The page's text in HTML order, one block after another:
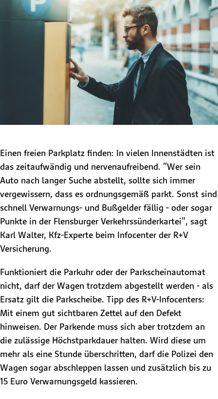
Einen freien Parkplatz finden: In vielen Innenstädten ist
das zeitaufwändig und nervenaufreibend. "Wer sein
Auto nach langer Suche abstellt, sollte sich immer
vergewissern, dass es ordnungsgemäß parkt. Sonst sind
schnell Verwarnungs- und Bußgelder fällig - oder sogar
Punkte in der Flensburger Verkehrssünderkartei", sagt
Karl Walter, Kfz-Experte beim Infocenter der R+V
Versicherung.
Funktioniert die Parkuhr oder der Parkscheinautomat
nicht, darf der Wagen trotzdem abgestellt werden - als
Ersatz gilt die Parkscheibe. Tipp des R+V-Infocenters:
Mit einem gut sichtbaren Zettel auf den Defekt
hinweisen. Der Parkende muss sich aber trotzdem an
die zulässige Höchstparkdauer halten. Wird diese um
mehr als eine Stunde überschritten, darf die Polizei den
Wagen sogar abschleppen lassen und zusätzlich bis zu
15 Euro Verwarnungsgeld kassieren.